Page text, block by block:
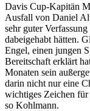
Davis Cup-Kapitän
Ausfall von Daniel
sehr guter
dabeigehabt hätten.
Engel, einen jungen
Bereitschaft erklärt
Monaten sein
darin nicht nur eine
wichtiges Zeichen für
so Kohlmann.